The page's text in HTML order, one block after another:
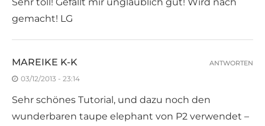
gemacht! LG
MAREIKE K-K
03/12/2013 - 23:14
Sehr schönes Tutorial, und dazu noch den
wunderbaren taupe elephant von P2 verwendet –
ANTWORTEN